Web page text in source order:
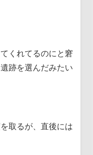
くれてるのにと窘
跡を選んだみたい
取るが、直後には